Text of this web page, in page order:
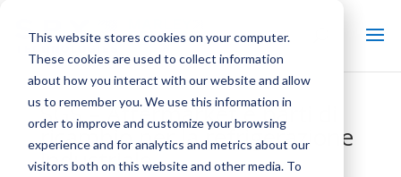
This website stores cookies on your computer.
These cookies are used to collect information
about how you interact with our website and allow
us to remember you. We use this information in
order to improve and customize your browsing
experience and for analytics and metrics about our
visitors both on this website and other media. To
SGS – Aftermarket e parti di
ricambio per la refrigerazione
industriale